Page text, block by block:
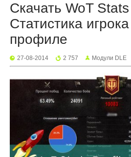
Скачать WoT
Статистика
профиле
27-08-2014 2 757 Mодули DLE